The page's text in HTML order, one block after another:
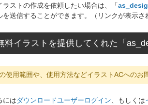
ラストの作成を依頼したい場合は、「
を送信することができます。（リンクが表示
料イラストを提供してくれた「
使用範囲や、使用方法などイラストACへのお
にはダウンロードユーザーログイン 、もしくは